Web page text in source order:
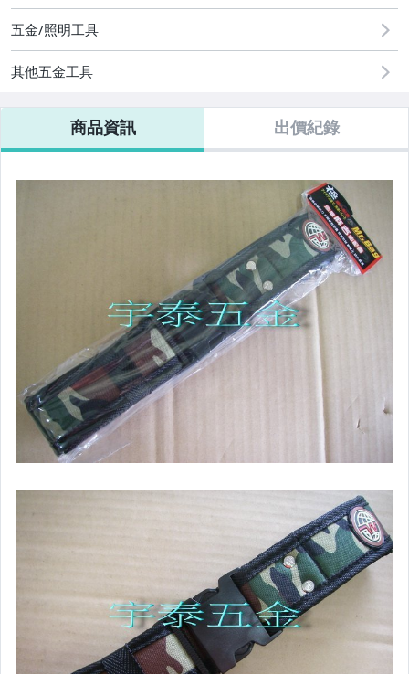
女包精品與女鞋
五金/照明工具
其他五金工具
商品資訊 出價紀錄